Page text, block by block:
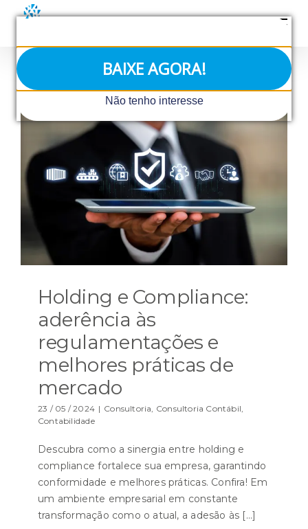
BAIXE AGORA!
Não tenho interesse
conteúdo
Holding e Compliance:
aderência às
regulamentações e
melhores práticas de
mercado
23 / 05 / 2024 | Consultoria, Consultoria Contábil,
Contabilidade
Descubra como a sinergia entre holding e
compliance fortalece sua empresa, garantindo
conformidade e melhores práticas. Confira! Em
um ambiente empresarial em constante
transformação como o atual, a adesão às [...]